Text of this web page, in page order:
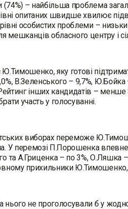
(74%) – найбільша проблема
опитаних швидше хвилює
особистих проблеми –
мешканців обласного центру і
яку готові
В.Зеленського – 9,7%,
інших кандидатів –
участь у голосуванні.
виборах переможе
У перемозі П.Порошенка
та А.Гриценка – по 3%,
прихильники
не проголосували б у